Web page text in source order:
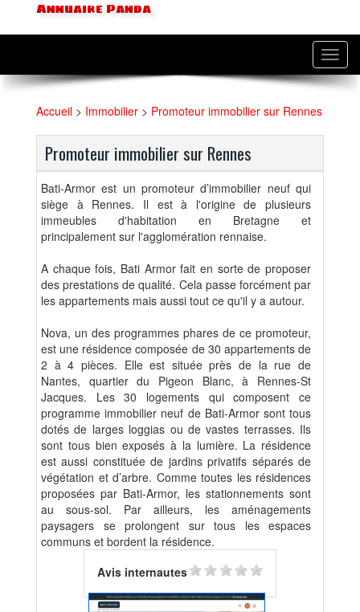
Annuaire Panda
Accueil > Immobilier > Promoteur immobilier sur Rennes
Promoteur immobilier sur Rennes
Bati-Armor est un promoteur d’immobilier neuf qui
siège à Rennes. Il est à l'origine de plusieurs
immeubles d'habitation en Bretagne et
principalement sur l'agglomération rennaise.
A chaque fois, Bati Armor fait en sorte de proposer
des prestations de qualité. Cela passe forcément par
les appartements mais aussi tout ce qu'il y a autour.
Nova, un des programmes phares de ce promoteur,
est une résidence composée de 30 appartements de
2 à 4 pièces. Elle est située près de la rue de
Nantes, quartier du Pigeon Blanc, à Rennes-St
Jacques. Les 30 logements qui composent ce
programme immobilier neuf de Bati-Armor sont tous
dotés de larges loggias ou de vastes terrasses. Ils
sont tous bien exposés à la lumière. La résidence
est aussi constituée de jardins privatifs séparés de
végétation et d’arbre. Comme toutes les résidences
proposées par Bati-Armor, les stationnements sont
au sous-sol. Par ailleurs, les aménagements
paysagers se prolongent sur tous les espaces
communs et bordent la résidence.
Avis internautes